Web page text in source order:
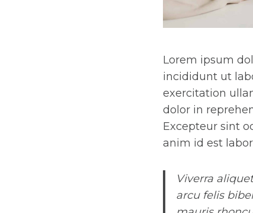
Lorem ipsum
incididunt ut
exercitation
dolor in
Excepteur sint
anim id est
Viverra
arcu felis